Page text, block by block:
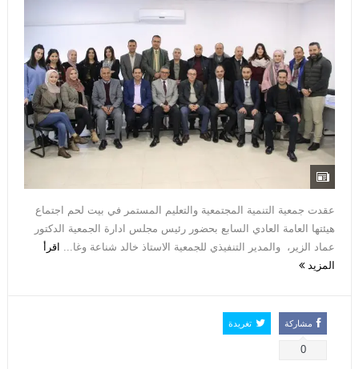
عقدت جمعية التنمية المجتمعية والتعليم المستمر في بيت لحم اجتماع
هيئتها العامة العادي السابع بحضور رئيس مجلس ادارة الجمعية الدكتور
عماد الزير، والمدير التنفيذي للجمعية الاستاذ خالد شناعة وغا... اقرأ
المزيد
مشاركة
0
تغريدة